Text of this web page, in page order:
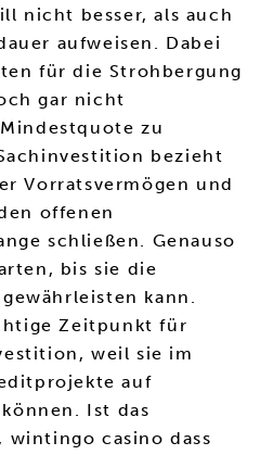
nicht besser, als auch
aufweisen. Dabei
für die Strohbergung
gar nicht
zu
bezieht
Vorratsvermögen und
offenen
schließen. Genauso
bis sie die
kann.
Zeitpunkt für
weil sie im
auf
Ist das
wintingo casino dass